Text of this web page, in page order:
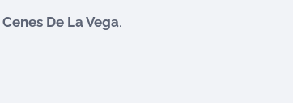
Cenes De La Vega.